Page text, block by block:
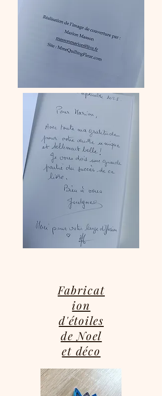
Fabricat
ion
d'étoiles
de Noel
et déco